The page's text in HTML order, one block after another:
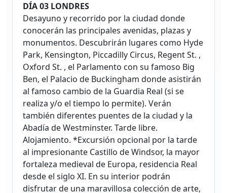
DÍA 03 LONDRES
Desayuno y recorrido por la ciudad donde
conocerán las principales avenidas, plazas y
monumentos. Descubrirán lugares como Hyde
Park, Kensington, Piccadilly Circus, Regent St. ,
Oxford St. , el Parlamento con su famoso Big
Ben, el Palacio de Buckingham donde asistirán
al famoso cambio de la Guardia Real (si se
realiza y/o el tiempo lo permite). Verán
también diferentes puentes de la ciudad y la
Abadía de Westminster. Tarde libre.
Alojamiento. *Excursión opcional por la tarde
al impresionante Castillo de Windsor, la mayor
fortaleza medieval de Europa, residencia Real
desde el siglo XI. En su interior podrán
disfrutar de una maravillosa colección de arte,